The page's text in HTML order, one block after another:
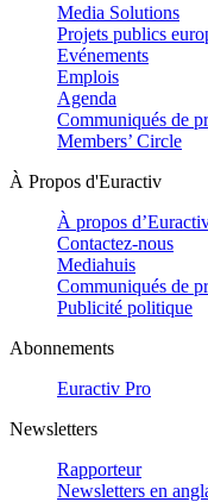
Media Solutions
Projets publics
Evénements
Emplois
Agenda
Communiqués de
Members’ Circle
À Propos d'Euractiv
À propos
Contactez-nous
Mediahuis
Communiqués de
Publicité politique
Abonnements
Euractiv Pro
Newsletters
Rapporteur
Newsletters en